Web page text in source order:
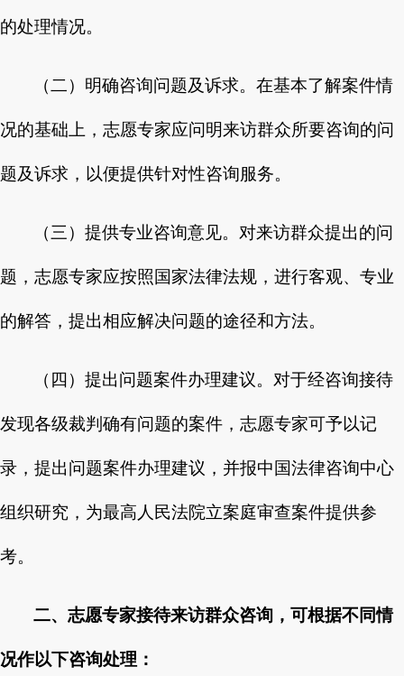
的处理情况。
（二）明确咨询问题及诉求。在基本了解案件情
况的基础上，志愿专家应问明来访群众所要咨询的问
题及诉求，以便提供针对性咨询服务。
（三）提供专业咨询意见。对来访群众提出的问
题，志愿专家应按照国家法律法规，进行客观、专业
的解答，提出相应解决问题的途径和方法。
（四）提出问题案件办理建议。对于经咨询接待
发现各级裁判确有问题的案件，志愿专家可予以记
录，提出问题案件办理建议，并报中国法律咨询中心
组织研究，为最高人民法院立案庭审查案件提供参
考。
二、志愿专家接待来访群众咨询，可根据不同情
况作以下咨询处理：